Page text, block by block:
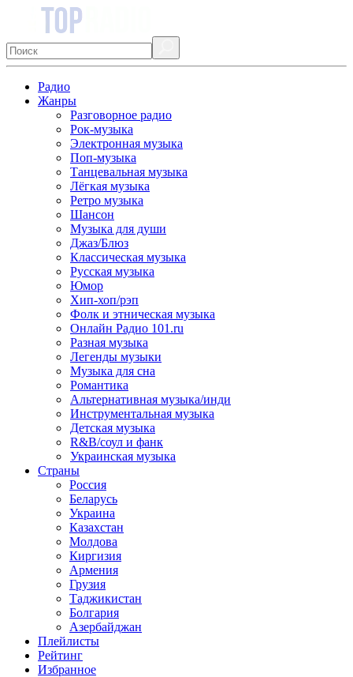
Радио
Жанры
Разговорное радио
Рок-музыка
Электронная музыка
Поп-музыка
Танцевальная музыка
Лёгкая музыка
Ретро музыка
Шансон
Музыка для души
Джаз/Блюз
Классическая музыка
Русская музыка
Юмор
Хип-хоп/рэп
Фолк и этническая музыка
Онлайн Радио 101.ru
Разная музыка
Легенды музыки
Музыка для сна
Романтика
Альтернативная музыка/инди
Инструментальная музыка
Детская музыка
R&B/cоул и фанк
Украинская музыка
Страны
Россия
Беларусь
Украина
Казахстан
Молдова
Киргизия
Армения
Грузия
Таджикистан
Болгария
Азербайджан
Плейлисты
Рейтинг
Избранное